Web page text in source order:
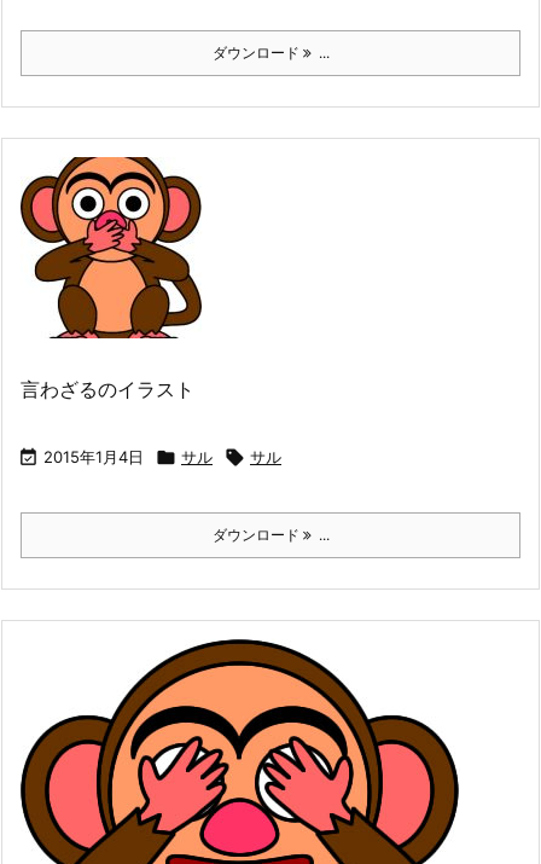
ダウンロード ...
言わざるのイラスト
 2015年1月4日  サル  サル
ダウンロード ...